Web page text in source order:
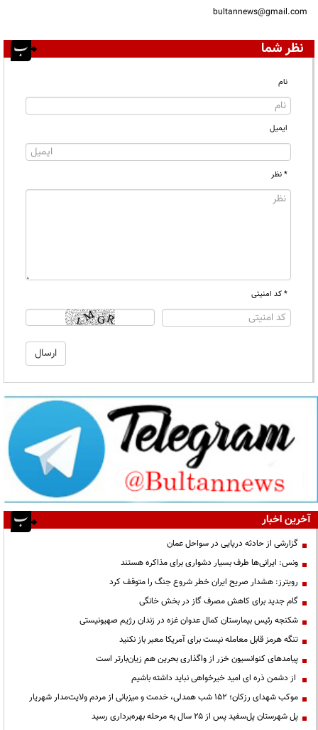
bultannews@gmail.com
نظر شما
نام
ایمیل
* نظر
* کد امنیتی
آخرین اخبار
گزارشی از حادثه دریایی در سواحل عمان
ونس: ایرانی‌ها طرف بسیار دشواری برای مذاکره هستند
رویترز: هشدار صریح ایران خطر شروع جنگ را متوقف کرد
گام جدید برای کاهش مصرف گاز در بخش خانگی
شکنجه رئیس بیمارستان کمال عدوان غزه در زندان رژیم صهیونیستی
تنگه هرمز قابل معامله نیست برای آمریکا معبر باز نکنید
پیامدهای کنوانسیون خزر از واگذاری بحرین هم زیان‌بارتر است
از دشمن ذره ای امید خیرخواهی نباید داشته باشیم
موکب شهدای رزکان؛ ۱۵۲ شب همدلی، خدمت و میزبانی از مردم ولایت‌مدار شهریار
پل شهرستان پل‌سفید پس از ۲۵ سال به مرحله بهره‌برداری رسید